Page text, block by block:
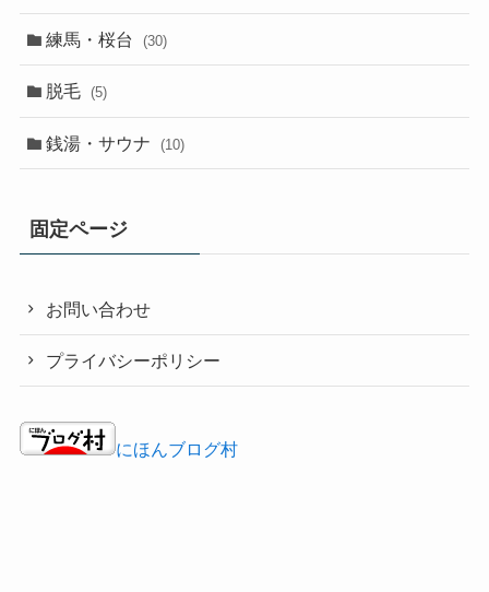
練馬・桜台 (30)
脱毛 (5)
銭湯・サウナ (10)
固定ページ
お問い合わせ
プライバシーポリシー
にほんブログ村